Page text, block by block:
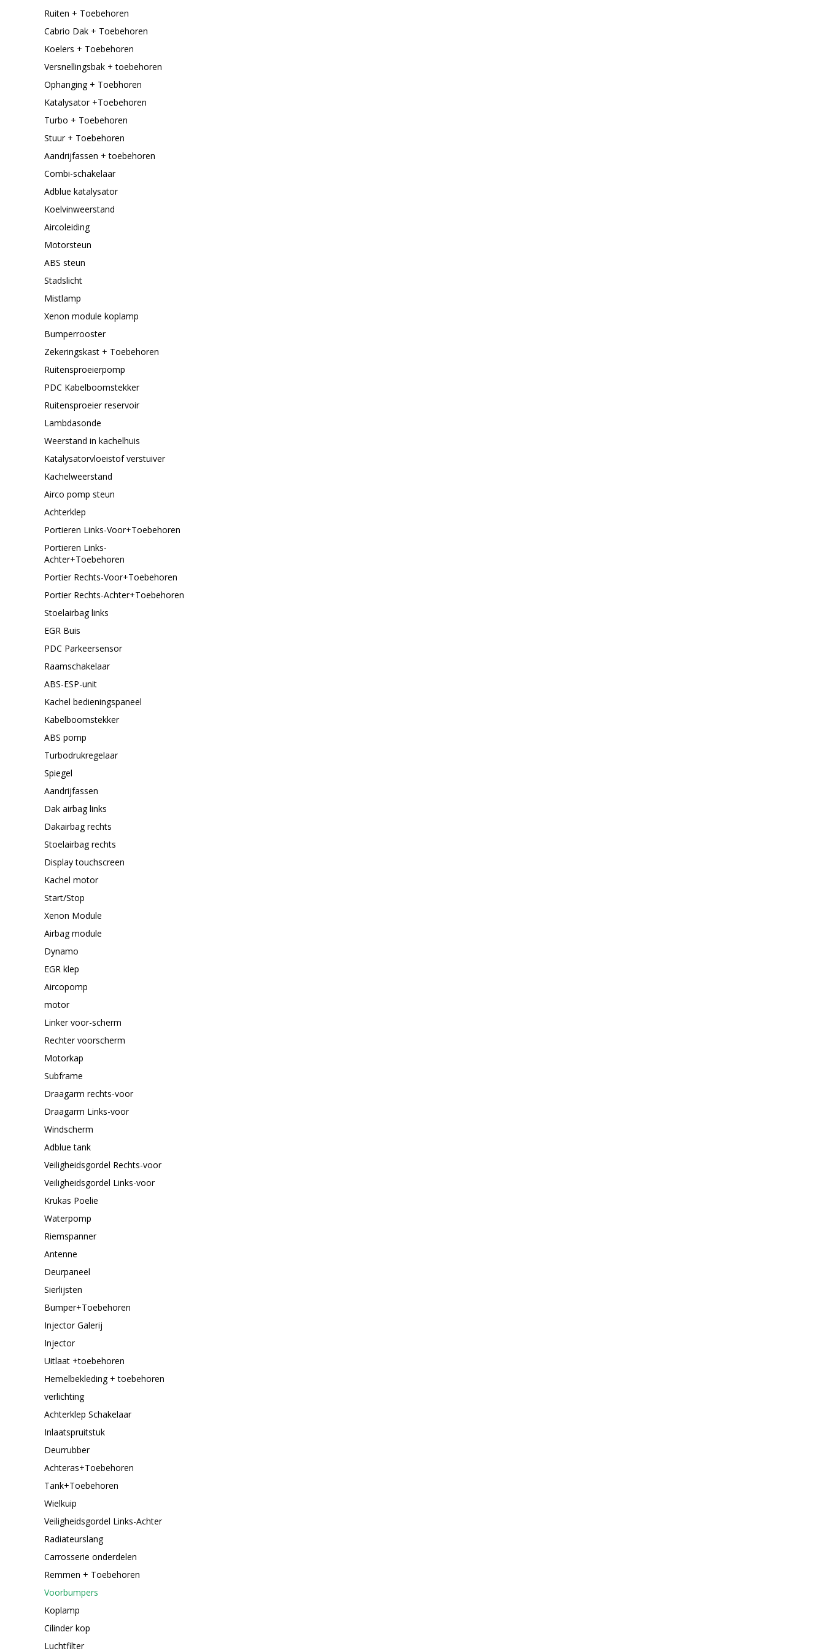
Ruiten + Toebehoren
Cabrio Dak + Toebehoren
Koelers + Toebehoren
Versnellingsbak + toebehoren
Ophanging + Toebhoren
Katalysator +Toebehoren
Turbo + Toebehoren
Stuur + Toebehoren
Aandrijfassen + toebehoren
Combi-schakelaar
Adblue katalysator
Koelvinweerstand
Aircoleiding
Motorsteun
ABS steun
Stadslicht
Mistlamp
Xenon module koplamp
Bumperrooster
Zekeringskast + Toebehoren
Ruitensproeierpomp
PDC Kabelboomstekker
Ruitensproeier reservoir
Lambdasonde
Weerstand in kachelhuis
Katalysatorvloeistof verstuiver
Kachelweerstand
Airco pomp steun
Achterklep
Portieren Links-Voor+Toebehoren
Portieren Links-
Achter+Toebehoren
Portier Rechts-Voor+Toebehoren
Portier Rechts-Achter+Toebehoren
Stoelairbag links
EGR Buis
PDC Parkeersensor
Raamschakelaar
ABS-ESP-unit
Kachel bedieningspaneel
Kabelboomstekker
ABS pomp
Turbodrukregelaar
Spiegel
Aandrijfassen
Dak airbag links
Dakairbag rechts
Stoelairbag rechts
Display touchscreen
Kachel motor
Start/Stop
Xenon Module
Airbag module
Dynamo
EGR klep
Aircopomp
motor
Linker voor-scherm
Rechter voorscherm
Motorkap
Subframe
Draagarm rechts-voor
Draagarm Links-voor
Windscherm
Adblue tank
Veiligheidsgordel Rechts-voor
Veiligheidsgordel Links-voor
Krukas Poelie
Waterpomp
Riemspanner
Antenne
Deurpaneel
Sierlijsten
Bumper+Toebehoren
Injector Galerij
Injector
Uitlaat +toebehoren
Hemelbekleding + toebehoren
verlichting
Achterklep Schakelaar
Inlaatspruitstuk
Deurrubber
Achteras+Toebehoren
Tank+Toebehoren
Wielkuip
Veiligheidsgordel Links-Achter
Radiateurslang
Carrosserie onderdelen
Remmen + Toebehoren
Voorbumpers
Koplamp
Cilinder kop
Luchtfilter